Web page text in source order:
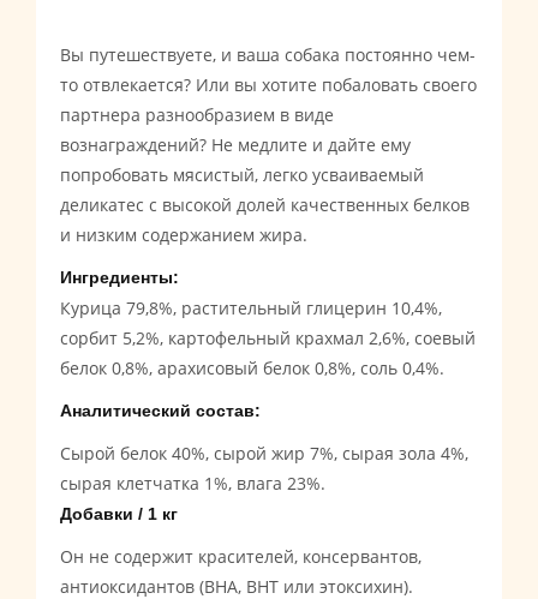
Вы путешествуете, и ваша собака постоянно чем-
то отвлекается? Или вы хотите побаловать своего
партнера разнообразием в виде
вознаграждений? Не медлите и дайте ему
попробовать мясистый, легко усваиваемый
деликатес с высокой долей качественных белков
и низким содержанием жира.
Ингредиенты:
Курица 79,8%, растительный глицерин 10,4%,
сорбит 5,2%, картофельный крахмал 2,6%, соевый
белок 0,8%, арахисовый белок 0,8%, соль 0,4%.
Аналитический состав:
Сырой белок 40%, сырой жир 7%, сырая зола 4%,
сырая клетчатка 1%, влага 23%.
Добавки / 1 кг
Он не содержит красителей, консервантов,
антиоксидантов (BHA, BHT или этоксихин).